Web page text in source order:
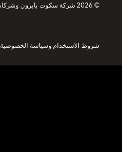
© 2026 شركة سكوت بايرون وشركاه. جميع الحقوق محفوظة
شروط الاستخدام وسياسة الخصوصية